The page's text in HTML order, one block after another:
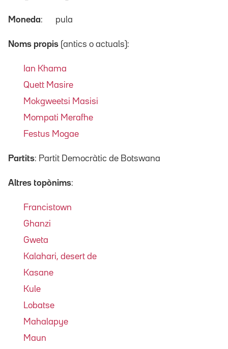
Moneda: pula
Noms propis (antics o actuals):
Ian Khama
Quett Masire
Mokgweetsi Masisi
Mompati Merafhe
Festus Mogae
Partits: Partit Democràtic de Botswana
Altres topònims:
Francistown
Ghanzi
Gweta
Kalahari, desert de
Kasane
Kule
Lobatse
Mahalapye
Maun